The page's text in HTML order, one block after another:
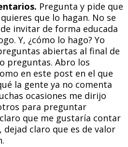
Pregunta y pide que
que lo hagan. No se
invitar de forma educada
Y, ¿cómo lo hago? Yo
abiertas al final de
preguntas. Abro los
en este post en el que
la gente ya no comenta
ocasiones me dirijo
para preguntar
que me gustaría contar
claro que es de valor